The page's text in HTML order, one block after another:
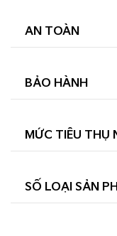
AN TOÀN
BẢO HÀNH
MỨC TIÊU THỤ
SỐ LOẠI SẢN